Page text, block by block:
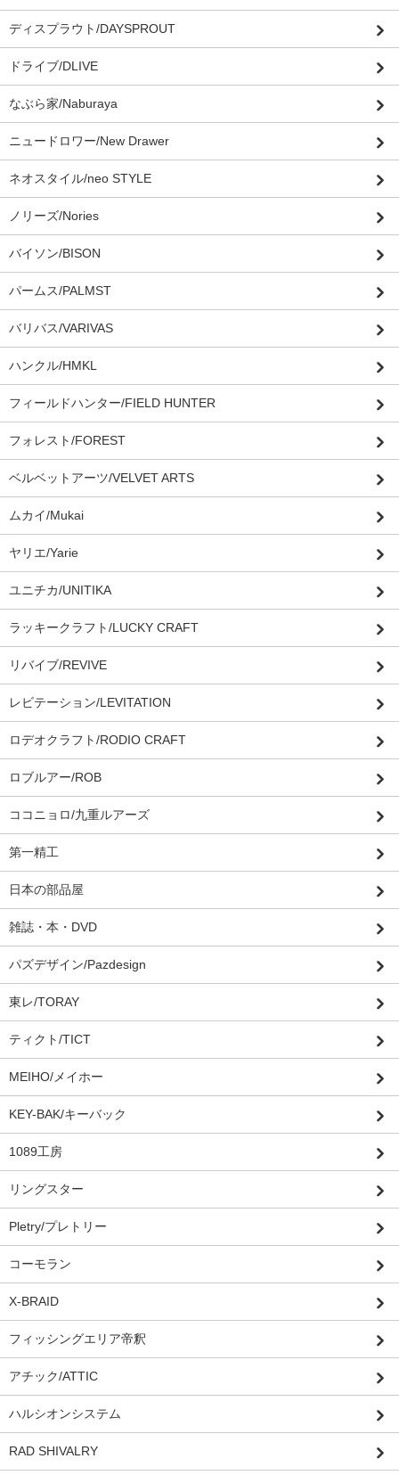
ディスプラウト/DAYSPROUT
ドライブ/DLIVE
なぶら家/Naburaya
ニュードロワー/New Drawer
ネオスタイル/neo STYLE
ノリーズ/Nories
バイソン/BISON
パームス/PALMST
バリバス/VARIVAS
ハンクル/HMKL
フィールドハンター/FIELD HUNTER
フォレスト/FOREST
ベルベットアーツ/VELVET ARTS
ムカイ/Mukai
ヤリエ/Yarie
ユニチカ/UNITIKA
ラッキークラフト/LUCKY CRAFT
リバイブ/REVIVE
レビテーション/LEVITATION
ロデオクラフト/RODIO CRAFT
ロブルアー/ROB
ココニョロ/九重ルアーズ
第一精工
日本の部品屋
雑誌・本・DVD
パズデザイン/Pazdesign
東レ/TORAY
ティクト/TICT
MEIHO/メイホー
KEY-BAK/キーバック
1089工房
リングスター
Pletry/プレトリー
コーモラン
X-BRAID
フィッシングエリア帝釈
アチック/ATTIC
ハルシオンシステム
RAD SHIVALRY